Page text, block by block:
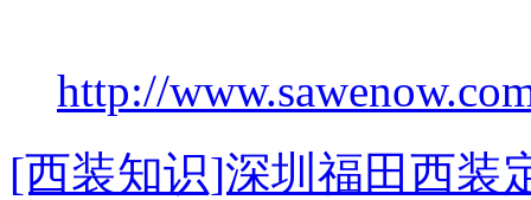
http://
[西装知识]深圳福田西装